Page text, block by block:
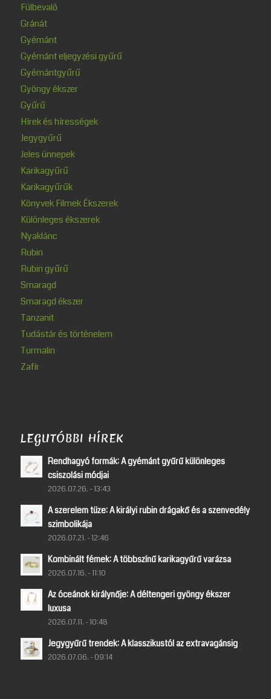
Fülbevaló
Gránát
Gyémánt
Gyémánt eljegyzési gyűrű
Gyémántgyűrű
Gyöngy ékszer
Gyűrű
Hírek és hírességek
Jegygyűrű
Jeles ünnepek
Karikagyűrű
Karikagyűrűk
Könyvek Filmek Ékszerek
Különleges ékszerek
Nyaklánc
Rubin
Rubin gyűrű
Smaragd
Smaragd ékszer
Tanzanit
Tudástár és történelem
Turmalin
Zafír
LEGUTÓBBI HÍREK
Rendhagyó formák: A gyémánt gyűrű különleges
csiszolási módjai
2026.07.26. - 13:43
A szerelem tüze: A királyi rubin drágakő és a szenvedély
szimbolikája
2026.07.21. - 12:46
Kombinált fémek: A többszínű karikagyűrű varázsa
2026.07.16. - 11:10
Az óceánok királynője: A déltengeri gyöngy ékszer
luxusa
2026.07.11. - 10:48
Jegygyűrű trendek: A klasszikustól az extravagánsig
2026.07.06. - 09:14